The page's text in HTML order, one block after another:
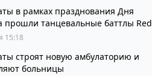
в рамках празднования Дня
прошли танцевальные баттлы Red
Your Style
15:18
строят новую амбулаторию и
больницы